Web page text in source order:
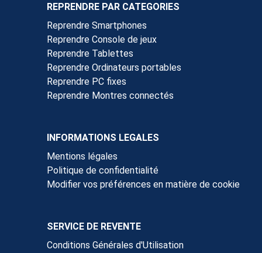
REPRENDRE PAR CATEGORIES
Reprendre Smartphones
Reprendre Console de jeux
Reprendre Tablettes
Reprendre Ordinateurs portables
Reprendre PC fixes
Reprendre Montres connectés
INFORMATIONS LEGALES
Mentions légales
Politique de confidentialité
Modifier vos préférences en matière de cookie
SERVICE DE REVENTE
Conditions Générales d'Utilisation